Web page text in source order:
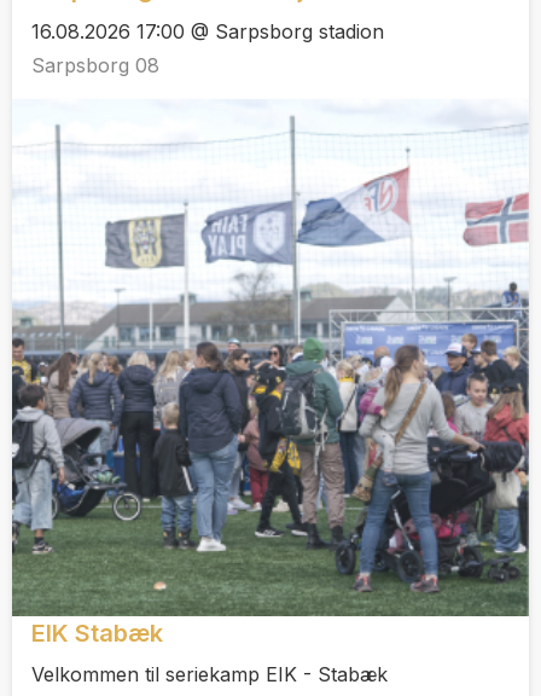
16.08.2026 17:00 @ Sarpsborg stadion
Sarpsborg 08
EIK Stabæk
Velkommen til seriekamp EIK - Stabæk